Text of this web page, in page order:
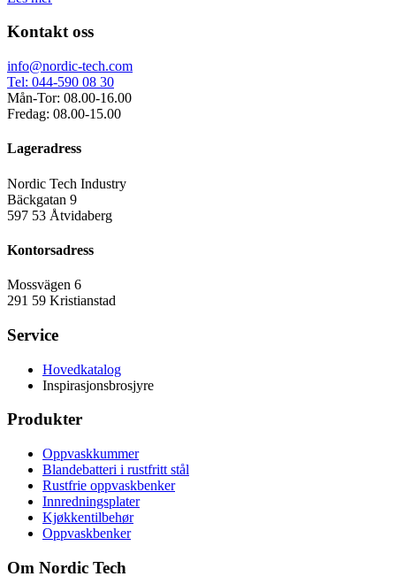
Kontakt oss
info@nordic-tech.com
Tel: 044-590 08 30
Mån-Tor: 08.00-16.00
Fredag: 08.00-15.00
Lageradress
Nordic Tech Industry
Bäckgatan 9
597 53 Åtvidaberg
Kontorsadress
Mossvägen 6
291 59 Kristianstad
Service
Hovedkatalog
Inspirasjonsbrosjyre
Produkter
Oppvaskkummer
Blandebatteri i rustfritt stål
Rustfrie oppvaskbenker
Innredningsplater
Kjøkkentilbehør
Oppvaskbenker
Om Nordic Tech